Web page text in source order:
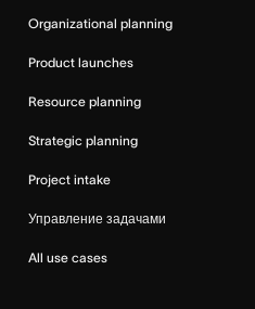
Organizational planning
Product launches
Resource planning
Strategic planning
Project intake
Управление задачами
All use cases